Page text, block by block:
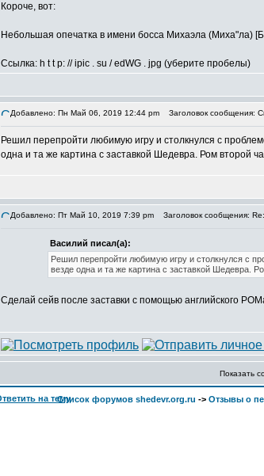
Короче, вот:
Небольшая опечатка в имени босса Михаэла (Миха"ла)
Ссылка: h t t p: // ipic . su / edWG . jpg (уберите пробелы)
Добавлено: Пн Май 06, 2019 12:44 pm Заголовок сообщения:
Решил перепройти любимую игру и столкнулся с
одна и та же картина с заставкой Шедевра. Ром второй
Добавлено: Пт Май 10, 2019 7:39 pm Заголовок сообщения:
Василий писал(а):
Решил перепройти любимую игру и столкнулся с
везде одна и та же картина с заставкой Шедевра.
Сделай сейв после заставки с помощью английского
Показать
Список форумов shedevr.org.ru -> Отзывы о